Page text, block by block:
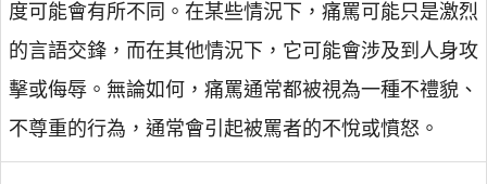
度可能會有所不同。在某些情況下，痛罵可能只是激烈
的言語交鋒，而在其他情況下，它可能會涉及到人身攻
擊或侮辱。無論如何，痛罵通常都被視為一種不禮貌、
不尊重的行為，通常會引起被罵者的不悅或憤怒。